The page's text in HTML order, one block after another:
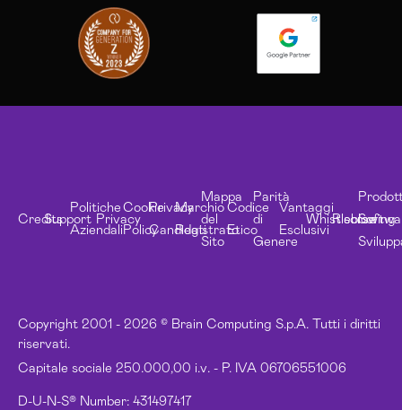
Copyright 2001 - 2026 © Brain Computing S.p.A. Tutti i diritti
riservati.
Capitale sociale 250.000,00 i.v. - P. IVA 06706551006
D-U-N-S® Number: 431497417
CreditsSupport
Politiche
Aziendali
Privacy
Cookie
Policy
Privacy
Candidati
Marchio
Registrato
Mappa
del
Sito
Codice
Etico
Parità
di
Genere
Vantaggi
Esclusivi
Whistleblowing
Risorse